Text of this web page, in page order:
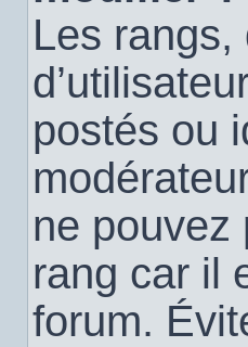
Les
postés ou
ne pouvez
rang car il
forum.